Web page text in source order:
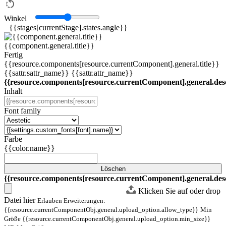
Winkel
{{stages[currentStage].states.angle}}
{{component.general.title}}
Fertig
{{resource.components[resource.currentComponent].general.title}}
{{sattr.sattr_name}} {{sattr.attr_name}}
Inhalt
Font family
Farbe
{{color.name}}
Löschen
Klicken Sie auf oder drop
Datei hier Erlauben Erweiterungen:
{{resource.currentComponentObj.general.upload_option.allow_type}} Min
Größe {{resource.currentComponentObj.general.upload_option.min_size}}